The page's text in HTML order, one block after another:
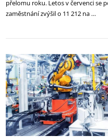
přelomu roku. Letos v červenci se
zaměstnání zvýšil o 11 212 na …